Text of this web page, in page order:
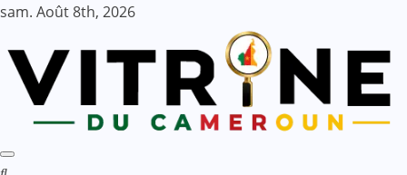
Skip
content
sam. Août 8th, 2026